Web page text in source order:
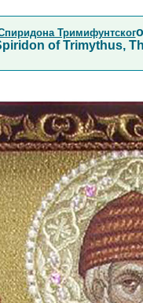
Тримифунтског
of Trimythus,